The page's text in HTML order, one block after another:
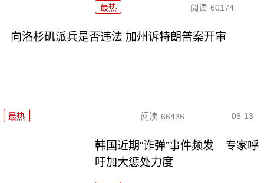
最热 阅读 60174
向洛杉矶派兵是否违法 加州诉特朗普案开审
最热 阅读 66436 08-13
韩国近期“诈弹”事件频发 专家呼
吁加大惩处力度